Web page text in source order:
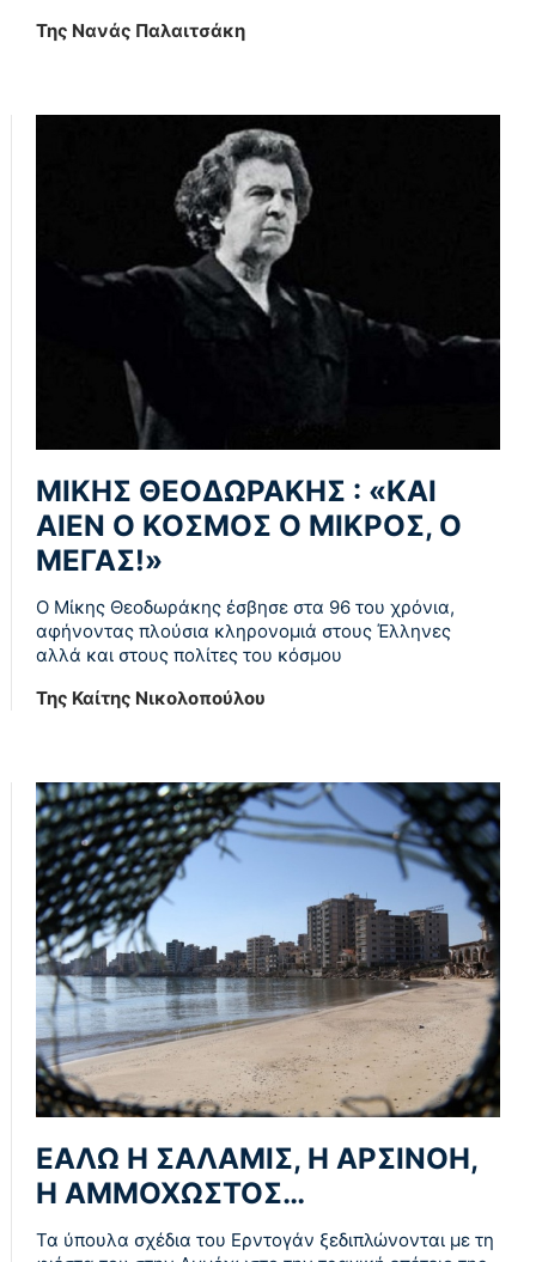
Της Νανάς Παλαιτσάκη
ΜΙΚΗΣ ΘΕΟΔΩΡΑΚΗΣ : «KAI
ΑΙΕΝ Ο ΚΟΣΜΟΣ Ο ΜΙΚΡΟΣ, Ο
ΜΕΓΑΣ!»
Ο Μίκης Θεοδωράκης έσβησε στα 96 του χρόνια,
αφήνοντας πλούσια κληρονομιά στους Έλληνες
αλλά και στους πολίτες του κόσμου
Της Καίτης Νικολοπούλου
ΕΑΛΩ Η ΣΑΛΑΜΙΣ, Η ΑΡΣΙΝΟΗ,
Η ΑΜΜΟΧΩΣΤΟΣ…
Τα ύπουλα σχέδια του Ερντογάν ξεδιπλώνονται με τη